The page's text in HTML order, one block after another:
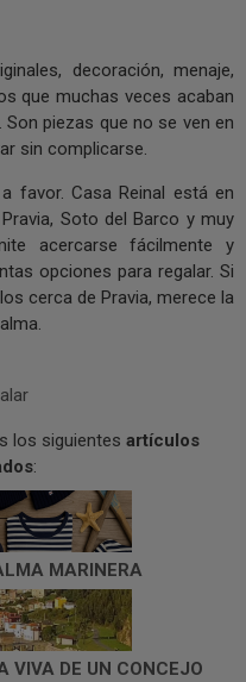
decoración, menaje,
que muchas veces acaban
piezas que no se ven en
sin complicarse.
favor. Casa Reinal está en
Soto del Barco y muy
acercarse fácilmente y
opciones para regalar. Si
cerca de Pravia, merece la
los siguientes artículos
:
MARINERA
VIVA DE UN CONCEJO